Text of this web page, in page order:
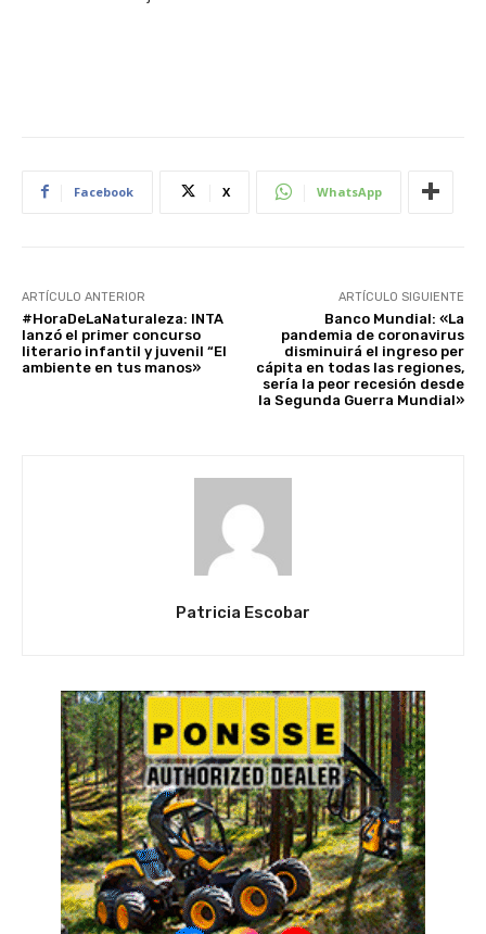
Facebook X WhatsApp
ARTÍCULO ANTERIOR
#HoraDeLaNaturaleza: INTA
lanzó el primer concurso
literario infantil y juvenil “El
ambiente en tus manos»
ARTÍCULO SIGUIENTE
Banco Mundial: «La
pandemia de coronavirus
disminuirá el ingreso per
cápita en todas las regiones,
sería la peor recesión desde
la Segunda Guerra Mundial»
Patricia Escobar